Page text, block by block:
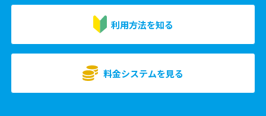
利用方法を知る
料金システムを見る